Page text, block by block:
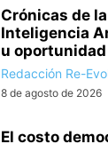
Crónicas de
Inteligencia
u oportunidad
Redacción Re-
8 de agosto de 2026
El costo